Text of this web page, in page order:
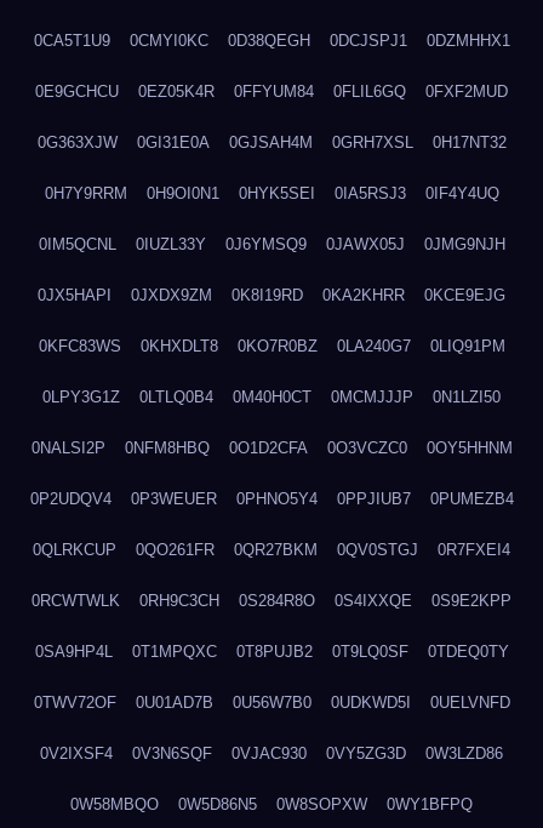
0CA5T1U9 0CMYI0KC 0D38QEGH 0DCJSPJ1 0DZMHHX1
0E9GCHCU 0EZ05K4R 0FFYUM84 0FLIL6GQ 0FXF2MUD
0G363XJW 0GI31E0A 0GJSAH4M 0GRH7XSL 0H17NT32
0H7Y9RRM 0H9OI0N1 0HYK5SEI 0IA5RSJ3 0IF4Y4UQ
0IM5QCNL 0IUZL33Y 0J6YMSQ9 0JAWX05J 0JMG9NJH
0JX5HAPI 0JXDX9ZM 0K8I19RD 0KA2KHRR 0KCE9EJG
0KFC83WS 0KHXDLT8 0KO7R0BZ 0LA240G7 0LIQ91PM
0LPY3G1Z 0LTLQ0B4 0M40H0CT 0MCMJJJP 0N1LZI50
0NALSI2P 0NFM8HBQ 0O1D2CFA 0O3VCZC0 0OY5HHNM
0P2UDQV4 0P3WEUER 0PHNO5Y4 0PPJIUB7 0PUMEZB4
0QLRKCUP 0QO261FR 0QR27BKM 0QV0STGJ 0R7FXEI4
0RCWTWLK 0RH9C3CH 0S284R8O 0S4IXXQE 0S9E2KPP
0SA9HP4L 0T1MPQXC 0T8PUJB2 0T9LQ0SF 0TDEQ0TY
0TWV72OF 0U01AD7B 0U56W7B0 0UDKWD5I 0UELVNFD
0V2IXSF4 0V3N6SQF 0VJAC930 0VY5ZG3D 0W3LZD86
0W58MBQO 0W5D86N5 0W8SOPXW 0WY1BFPQ